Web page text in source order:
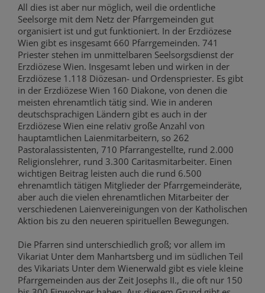
All dies ist aber nur möglich, weil die ordentliche
Seelsorge mit dem Netz der Pfarrgemeinden gut
organisiert ist und gut funktioniert. In der Erzdiözese
Wien gibt es insgesamt 660 Pfarrgemeinden. 741
Priester stehen im unmittelbaren Seelsorgsdienst der
Erzdiözese Wien. Insgesamt leben und wirken in der
Erzdiözese 1.118 Diözesan- und Ordenspriester. Es gibt
in der Erzdiözese Wien 160 Diakone, von denen die
meisten ehrenamtlich tätig sind. Wie in anderen
deutschsprachigen Ländern gibt es auch in der
Erzdiözese Wien eine relativ große Anzahl von
hauptamtlichen Laienmitarbeitern, so 262
Pastoralassistenten, 710 Pfarrangestellte, rund 2.000
Religionslehrer, rund 3.300 Caritasmitarbeiter. Einen
wichtigen Beitrag leisten auch die rund 6.500
ehrenamtlich tätigen Mitglieder der Pfarrgemeinderäte,
aber auch die vielen ehrenamtlichen Mitarbeiter der
verschiedenen Laienvereinigungen von der Katholischen
Aktion bis zu den neueren spirituellen Bewegungen.
Die Pfarren sind unterschiedlich groß; vor allem im
Vikariat Unter dem Manhartsberg und im südlichen Teil
des Vikariats Unter dem Wienerwald gibt es viele kleine
Pfarrgemeinden aus der Zeit Josephs II., die oft nur 150